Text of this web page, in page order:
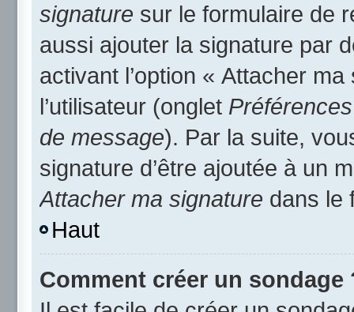
signature sur le formulaire de
aussi ajouter la signature par
activant l’option « Attacher
l’utilisateur (onglet
de message). Par la suite,
signature d’être ajoutée à un
Attacher ma signature dans le
Haut
Comment créer un sondage